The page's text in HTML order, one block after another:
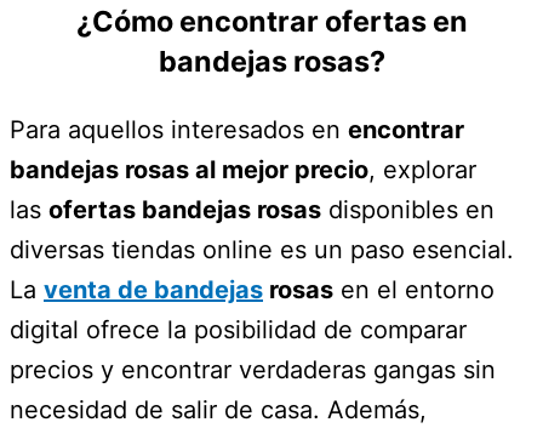
¿Cómo encontrar ofertas en
bandejas rosas?
Para aquellos interesados en encontrar
bandejas rosas al mejor precio, explorar
las ofertas bandejas rosas disponibles en
diversas tiendas online es un paso esencial.
La venta de bandejas rosas en el entorno
digital ofrece la posibilidad de comparar
precios y encontrar verdaderas gangas sin
necesidad de salir de casa. Además,